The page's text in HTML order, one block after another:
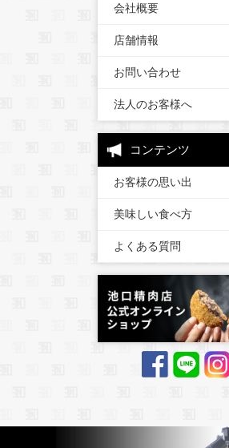
会社概要
店舗情報
お問い合わせ
法人のお客様へ
コンテンツ
お客様の思い出
美味しい食べ方
よくある質問